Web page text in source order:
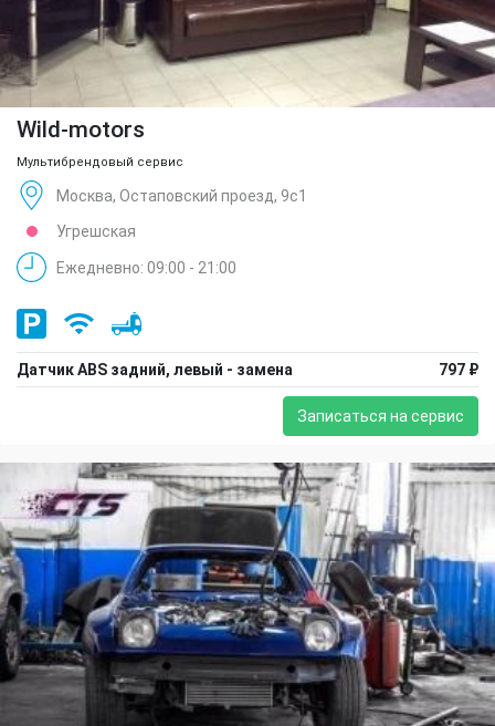
Wild-motors
Мультибрендовый сервис
Москва, Остаповский проезд, 9с1
Угрешская
Ежедневно: 09:00 - 21:00
Датчик ABS задний, левый - замена 797 ₽
Записаться на сервис